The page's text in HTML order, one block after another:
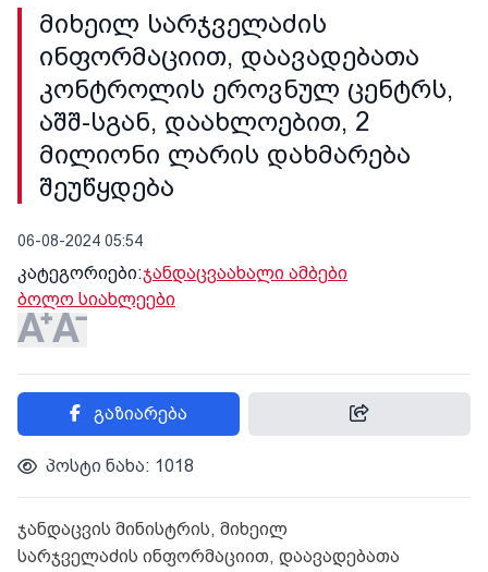
მიხეილ სარჯველაძის
ინფორმაციით, დაავადებათა
კონტროლის ეროვნულ ცენტრს,
აშშ-სგან, დაახლოებით, 2
მილიონი ლარის დახმარება
შეუწყდება
06-08-2024 05:54
კატეგორიები:ჯანდაცვაახალი ამბები
ბოლო სიახლეები
გაზიარება
პოსტი ნახა: 1018
ჯანდაცვის მინისტრის, მიხეილ
სარჯველაძის ინფორმაციით, დაავადებათა